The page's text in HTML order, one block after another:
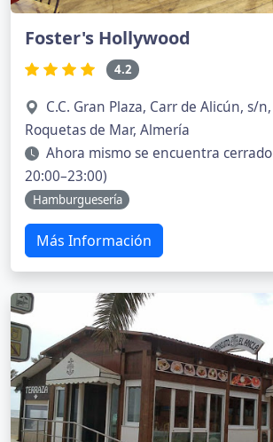
Foster's Hollywood
4.2
C.C. Gran Plaza, Carr de Alicún, s/
Roquetas de Mar, Almería
Ahora mismo se encuentra
20:00–23:00)
Hamburguesería
Más Información